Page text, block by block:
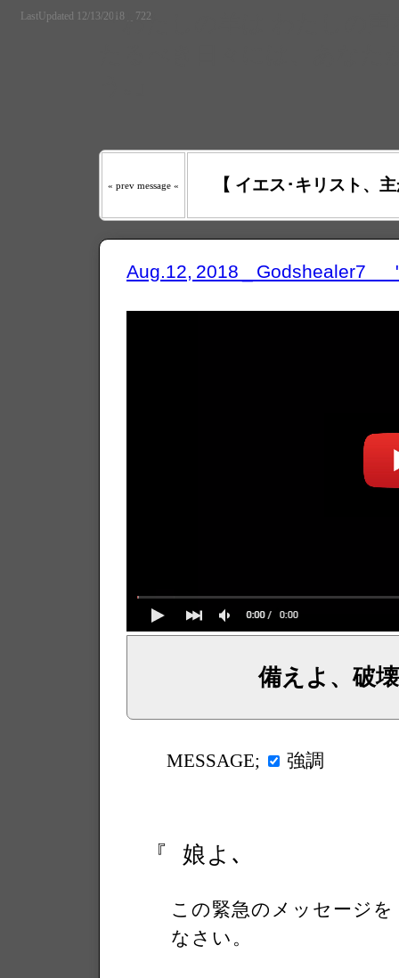
LastUpdated 12/13/2018 _ 722『わたしの羊は わたしの
« prev message « 【 イエス･キリスト、
Aug.12, 2018 _ Godshealer7
備えよ、破
MESSAGE; 強調
『 娘よ､
この緊急のメッセージ
なさい。